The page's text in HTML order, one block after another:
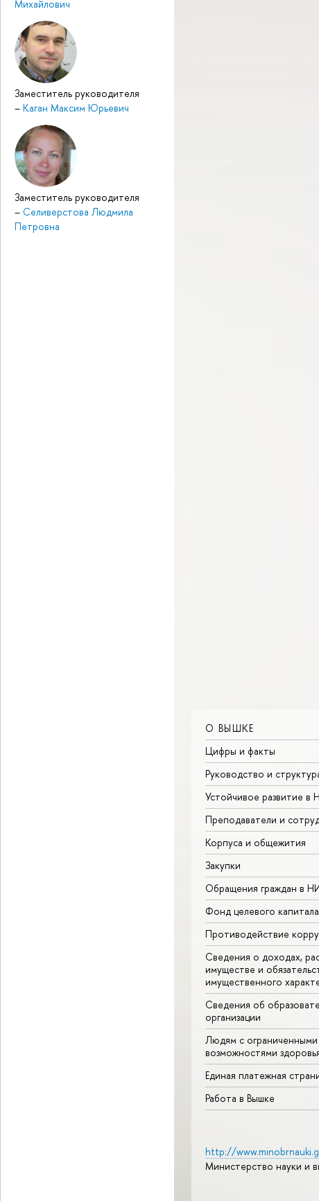
Михайлович
Заместитель руководителя
– Каган Максим Юрьевич
Заместитель руководителя
– Селиверстова Людмила
Петровна
О ВЫШКЕ
Цифры и факты
Руководство и
Устойчивое развитие
Преподаватели и
Корпуса и общежития
Закупки
Обращения граждан в
Фонд целевого капитала
Противодействие
Сведения о доходах,
имуществе и
имущественного
Сведения об
организации
Людям с ограниченными
возможностями
Единая платежная
Работа в Вышке
http://
Министерство науки и